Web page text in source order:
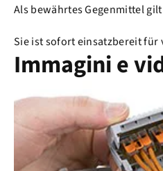
Als bewährtes Gegenmittel
Sie ist sofort einsatzbereit für
Immagini e